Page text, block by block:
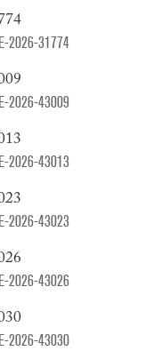
2026-31774
2026-43009
2026-43013
2026-43023
2026-43026
2026-43030